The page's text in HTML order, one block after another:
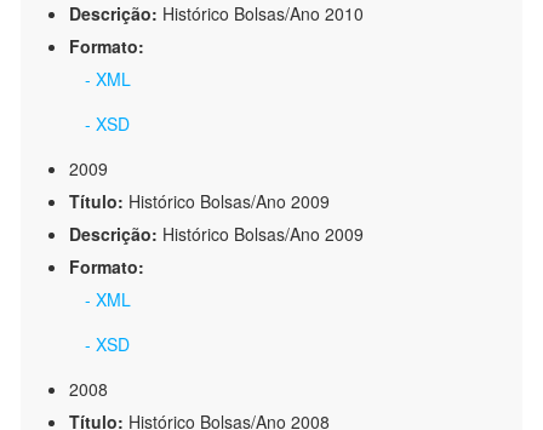
Descrição: Histórico Bolsas/Ano 2010
Formato:
- XML
- XSD
2009
Título: Histórico Bolsas/Ano 2009
Descrição: Histórico Bolsas/Ano 2009
Formato:
- XML
- XSD
2008
Título: Histórico Bolsas/Ano 2008